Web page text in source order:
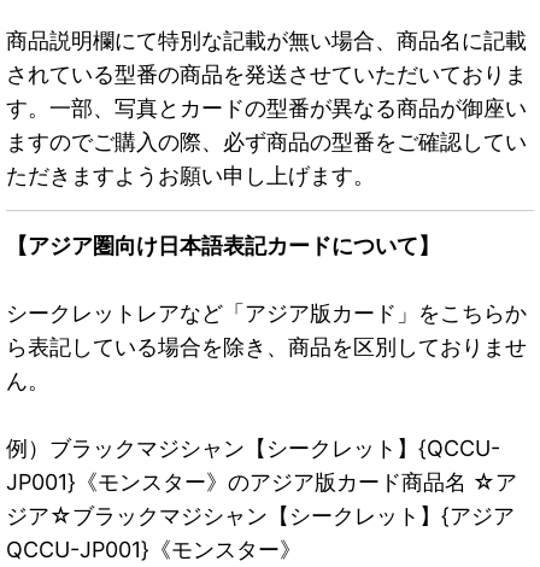
商品説明欄にて特別な記載が無い場合、商品名に記載
されている型番の商品を発送させていただいておりま
す。一部、写真とカードの型番が異なる商品が御座い
ますのでご購入の際、必ず商品の型番をご確認してい
ただきますようお願い申し上げます。
【アジア圏向け日本語表記カードについて】
シークレットレアなど「アジア版カード」をこちらか
ら表記している場合を除き、商品を区別しておりませ
ん。
例）ブラックマジシャン【シークレット】{QCCU-
JP001}《モンスター》のアジア版カード商品名 ☆ア
ジア☆ブラックマジシャン【シークレット】{アジア
QCCU-JP001}《モンスター》